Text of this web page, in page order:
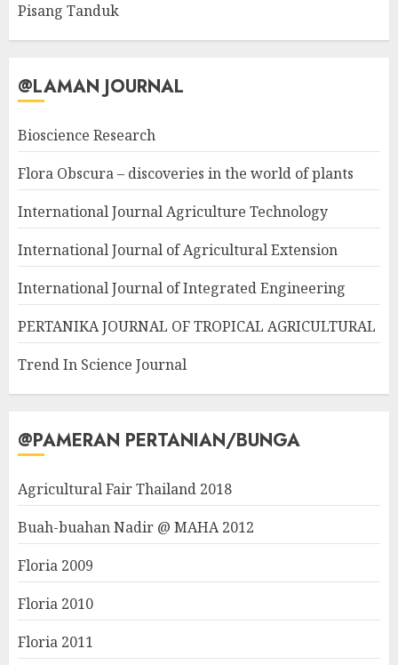
Pisang Tanduk
@LAMAN JOURNAL
Bioscience Research
Flora Obscura – discoveries in the world of plants
International Journal Agriculture Technology
International Journal of Agricultural Extension
International Journal of Integrated Engineering
PERTANIKA JOURNAL OF TROPICAL AGRICULTURAL
Trend In Science Journal
@PAMERAN PERTANIAN/BUNGA
Agricultural Fair Thailand 2018
Buah-buahan Nadir @ MAHA 2012
Floria 2009
Floria 2010
Floria 2011